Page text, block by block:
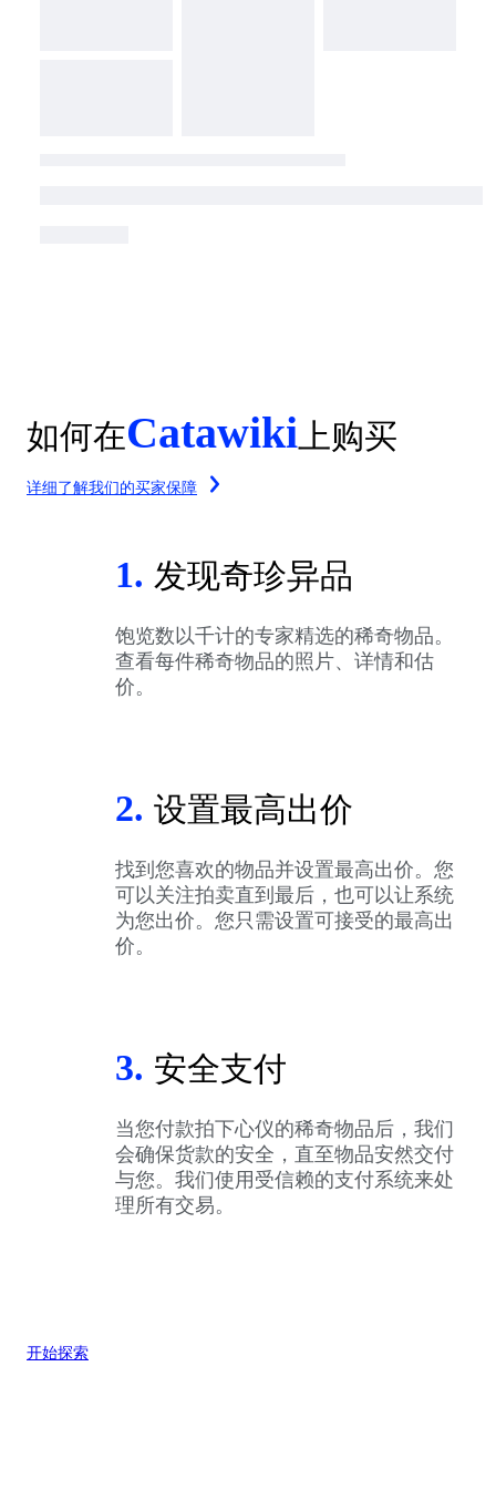
如何在Catawiki 上购买
详细了解我们的买家保障
1. 发现奇珍异品
饱览数以千计的专家精选的稀奇物品。
查看每件稀奇物品的照片、详情和估
价。
2. 设置最高出价
找到您喜欢的物品并设置最高出价。您
可以关注拍卖直到最后，也可以让系统
为您出价。您只需设置可接受的最高出
价。
3. 安全支付
当您付款拍下心仪的稀奇物品后，我们
会确保货款的安全，直至物品安然交付
与您。我们使用受信赖的支付系统来处
理所有交易。
开始探索